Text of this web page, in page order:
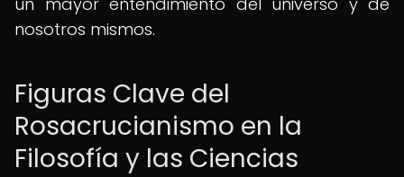
nosotros mismos.
Figuras Clave del
Rosacrucianismo en la
Filosofía y las Ciencias